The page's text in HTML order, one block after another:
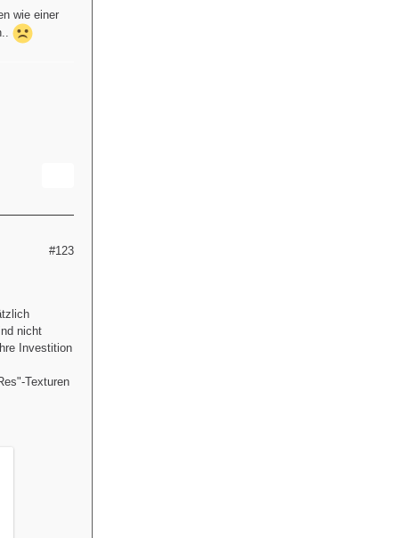
wie einer
#123
nicht
Investition
Texturen